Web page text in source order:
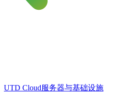
UTD Cloud服务器与基础设施